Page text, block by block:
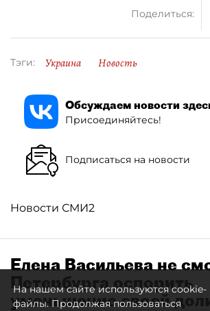
Поделиться:
Тэги: Украина Новость
Обсуждаем новости
Присоединяйтесь!
Подписаться на новости
Новости СМИ2
Елена Васильева не
Петербурга оспорить
уменьшение своей
На нашем сайте используются cookie-
файлы. Продолжая пользоваться